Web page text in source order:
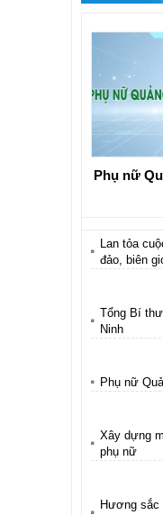
Phụ nữ
Lan tỏa
đảo, biên
Tổng Bí
Ninh
Phụ nữ
Xây dựng
phụ nữ
Hương sắc